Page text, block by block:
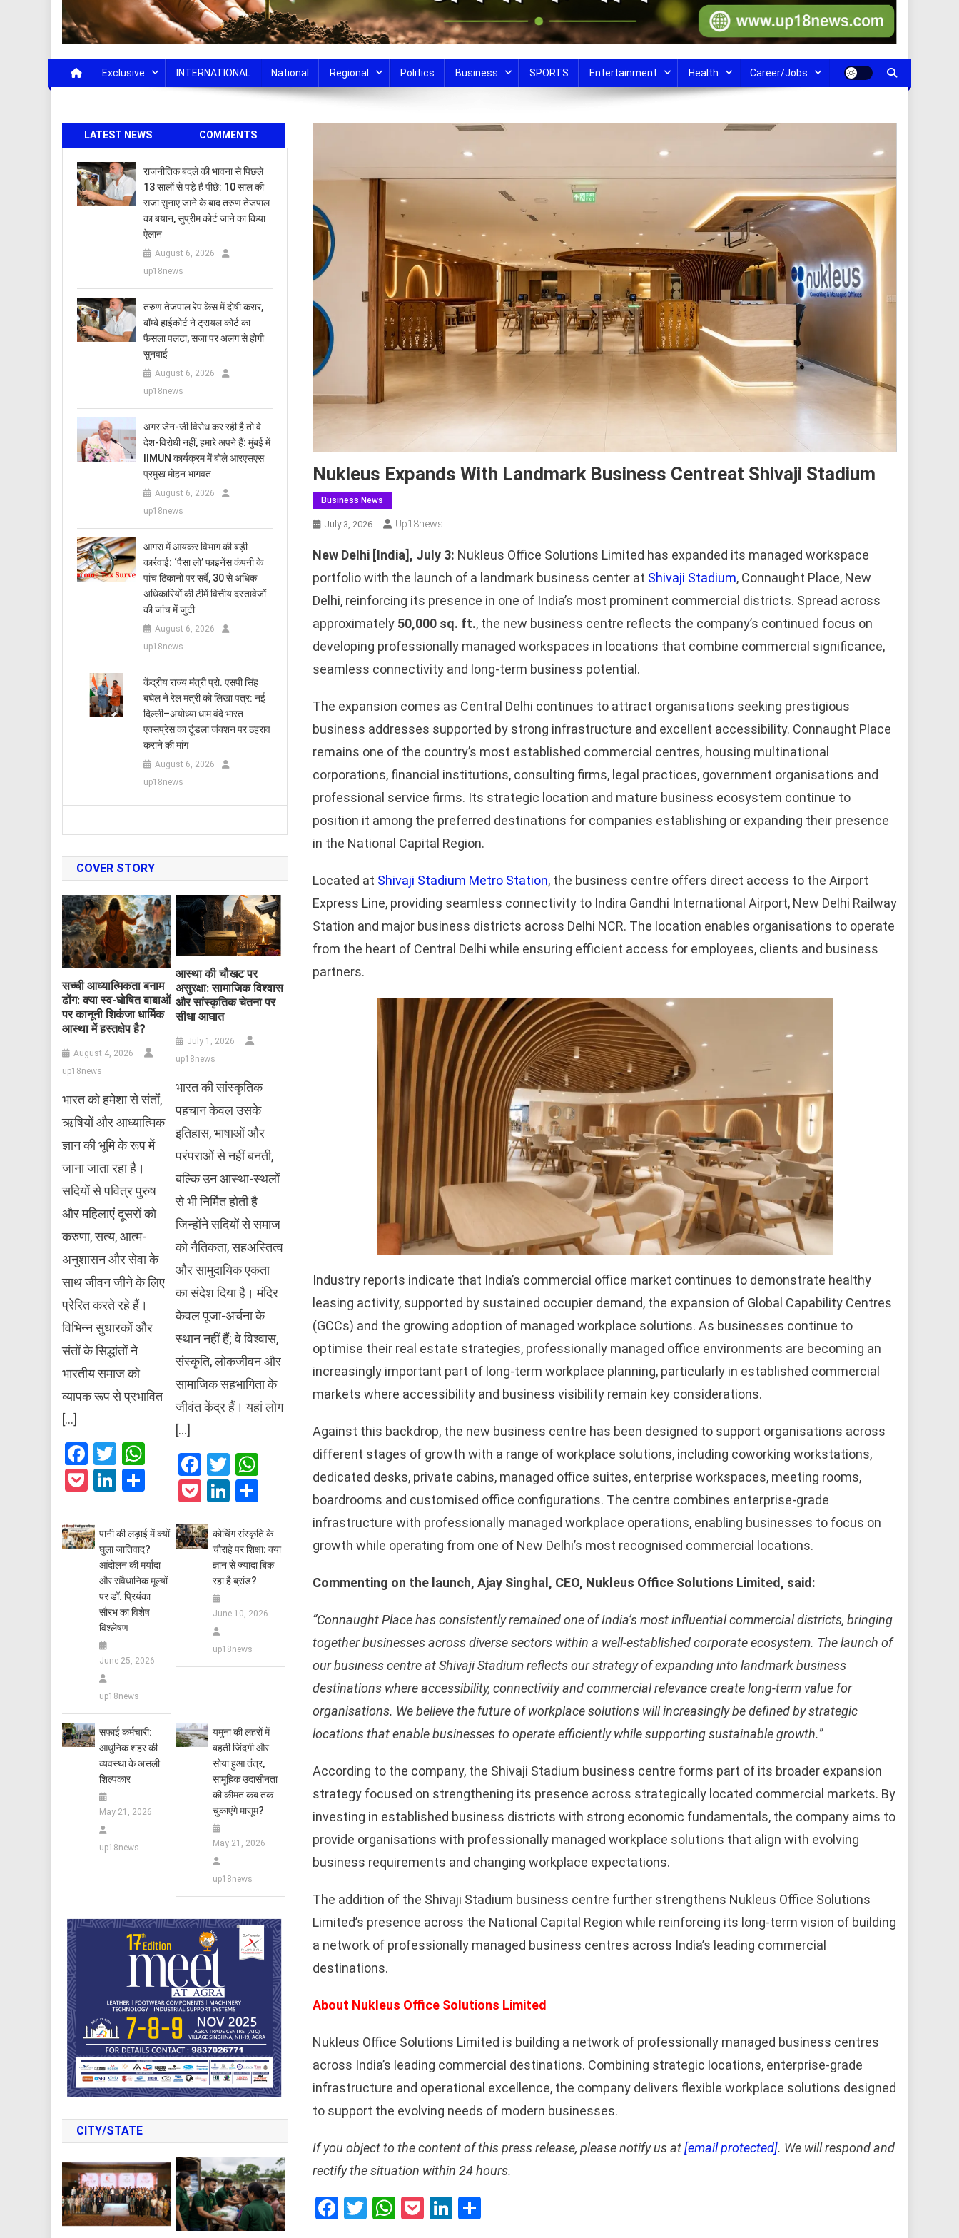
Exclusive INTERNATIONAL National Regional Politics Business SPORTS Entertainment Health Career/Jobs
Nukleus Expands With Landmark Business Centreat Shivaji Stadium
Business News
July 3, 2026 Up18news
New Delhi [India], July 3: Nukleus Office Solutions Limited has expanded its managed workspace
portfolio with the launch of a landmark business center at Shivaji Stadium, Connaught Place, New
Delhi, reinforcing its presence in one of India’s most prominent commercial districts. Spread across
approximately 50,000 sq. ft., the new business centre reflects the company’s continued focus on
developing professionally managed workspaces in locations that combine commercial significance,
seamless connectivity and long-term business potential.
The expansion comes as Central Delhi continues to attract organisations seeking prestigious
business addresses supported by strong infrastructure and excellent accessibility. Connaught Place
remains one of the country’s most established commercial centres, housing multinational
corporations, financial institutions, consulting firms, legal practices, government organisations and
professional service firms. Its strategic location and mature business ecosystem continue to
position it among the preferred destinations for companies establishing or expanding their presence
in the National Capital Region.
Located at Shivaji Stadium Metro Station, the business centre offers direct access to the Airport
Express Line, providing seamless connectivity to Indira Gandhi International Airport, New Delhi Railway
Station and major business districts across Delhi NCR. The location enables organisations to operate
from the heart of Central Delhi while ensuring efficient access for employees, clients and business
partners.
Industry reports indicate that India’s commercial office market continues to demonstrate healthy
leasing activity, supported by sustained occupier demand, the expansion of Global Capability Centres
(GCCs) and the growing adoption of managed workplace solutions. As businesses continue to
optimise their real estate strategies, professionally managed office environments are becoming an
increasingly important part of long-term workplace planning, particularly in established commercial
markets where accessibility and business visibility remain key considerations.
Against this backdrop, the new business centre has been designed to support organisations across
different stages of growth with a range of workplace solutions, including coworking workstations,
dedicated desks, private cabins, managed office suites, enterprise workspaces, meeting rooms,
boardrooms and customised office configurations. The centre combines enterprise-grade
infrastructure with professionally managed workplace operations, enabling businesses to focus on
growth while operating from one of New Delhi’s most recognised commercial locations.
Commenting on the launch, Ajay Singhal, CEO, Nukleus Office Solutions Limited, said:
“Connaught Place has consistently remained one of India’s most influential commercial districts, bringing
together businesses across diverse sectors within a well-established corporate ecosystem. The launch of
our business centre at Shivaji Stadium reflects our strategy of expanding into landmark business
destinations where accessibility, connectivity and commercial relevance create long-term value for
organisations. We believe the future of workplace solutions will increasingly be defined by strategic
locations that enable businesses to operate efficiently while supporting sustainable growth.”
According to the company, the Shivaji Stadium business centre forms part of its broader expansion
strategy focused on strengthening its presence across strategically located commercial markets. By
investing in established business districts with strong economic fundamentals, the company aims to
provide organisations with professionally managed workplace solutions that align with evolving
business requirements and changing workplace expectations.
The addition of the Shivaji Stadium business centre further strengthens Nukleus Office Solutions
Limited’s presence across the National Capital Region while reinforcing its long-term vision of building
a network of professionally managed business centres across India’s leading commercial
destinations.
About Nukleus Office Solutions Limited
Nukleus Office Solutions Limited is building a network of professionally managed business centres
across India’s leading commercial destinations. Combining strategic locations, enterprise-grade
infrastructure and operational excellence, the company delivers flexible workplace solutions designed
to support the evolving needs of modern businesses.
If you object to the content of this press release, please notify us at[email protected]. We will respond and
rectify the situation within 24 hours.
Facebook
Twitter
WhatsApp
PocketLinkedIn
LATEST NEWS COMMENTS
राजनीतिक बदले की भावना से पिछले
13 सालों से पड़े हैं पीछे: 10 साल की
सजा सुनाए जाने के बाद तरुण तेजपाल
का बयान, सुप्रीम कोर्ट जाने का किया
ऐलान
August 6, 2026
up18news
तरुण तेजपाल रेप केस में दोषी करार,
बॉम्बे हाईकोर्ट ने ट्रायल कोर्ट का
फैसला पलटा, सजा पर अलग से होगी
सुनवाई
August 6, 2026
up18news
अगर जेन-जी विरोध कर रही है तो वे
देश-विरोधी नहीं, हमारे अपने हैं: मुंबई में
IIMUN कार्यक्रम में बोले आरएसएस
प्रमुख मोहन भागवत
August 6, 2026
up18news
आगरा में आयकर विभाग की बड़ी
कार्रवाई: ‘पैसा लो’ फाइनेंस कंपनी के
पांच ठिकानों पर सर्वे, 30 से अधिक
अधिकारियों की टीमें वित्तीय दस्तावेजों
की जांच में जुटी
August 6, 2026
up18news
केंद्रीय राज्य मंत्री प्रो. एसपी सिंह
बघेल ने रेल मंत्री को लिखा पत्र: नई
दिल्ली–अयोध्या धाम वंदे भारत
एक्सप्रेस का टूंडला जंक्शन पर ठहराव
कराने की मांग
August 6, 2026
up18news
COVER STORY
सच्ची आध्यात्मिकता बनाम
ढोंग: क्या स्व-घोषित बाबाओं
पर कानूनी शिकंजा धार्मिक
आस्था में हस्तक्षेप है?
August 4, 2026
up18news
भारत को हमेशा से संतों,
ऋषियों और आध्यात्मिक
ज्ञान की भूमि के रूप में
जाना जाता रहा है।
सदियों से पवित्र पुरुष
और महिलाएं दूसरों को
करुणा, सत्य, आत्म-
अनुशासन और सेवा के
साथ जीवन जीने के लिए
प्रेरित करते रहे हैं।
विभिन्न सुधारकों और
संतों के सिद्धांतों ने
भारतीय समाज को
व्यापक रूप से प्रभावित
[…]
Facebook
TwitterWhatsApp
PocketLinkedIn
Share
आस्था की चौखट पर
असुरक्षा: सामाजिक विश्वास
और सांस्कृतिक चेतना पर
सीधा आघात
July 1, 2026
up18news
भारत की सांस्कृतिक
पहचान केवल उसके
इतिहास, भाषाओं और
परंपराओं से नहीं बनती,
बल्कि उन आस्था-स्थलों
से भी निर्मित होती है
जिन्होंने सदियों से समाज
को नैतिकता, सहअस्तित्व
और सामुदायिक एकता
का संदेश दिया है। मंदिर
केवल पूजा-अर्चना के
स्थान नहीं हैं; वे विश्वास,
संस्कृति, लोकजीवन और
सामाजिक सहभागिता के
जीवंत केंद्र हैं। यहां लोग
[…]
Facebook
TwitterWhatsApp
PocketLinkedIn
Share
पानी की लड़ाई में क्यों
घुला जातिवाद?
आंदोलन की मर्यादा
और संवैधानिक मूल्यों
पर डॉ. प्रियंका
सौरभ का विशेष
विश्लेषण
June 25, 2026
up18news
कोचिंग संस्कृति के
चौराहे पर शिक्षा: क्या
ज्ञान से ज्यादा बिक
रहा है ब्रांड?
June 10, 2026
up18news
सफाई कर्मचारी:
आधुनिक शहर की
व्यवस्था के असली
शिल्पकार
May 21, 2026
up18news
यमुना की लहरों में
बहती जिंदगी और
सोया हुआ तंत्र,
सामूहिक उदासीनता
की कीमत कब तक
चुकाएंगे मासूम?
May 21, 2026
up18news
CITY/STATE